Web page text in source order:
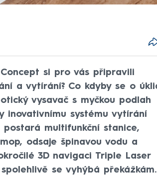
si pro vás připravili
a vytírání? Co kdyby se o
vysavač s myčkou podlah
inovativnímu systému vytírání
multifunkční stanice,
odsaje špinavou vodu a
3D navigaci Triple Laser
se vyhýbá překážkám.